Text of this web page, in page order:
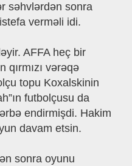
səhvlərdən sonra
verməli idi.
AFFA heç bir
vərəqə
topu Koxalskinin
futbolçusu da
endirmişdi. Hakim
davam etsin.
sonra oyunu